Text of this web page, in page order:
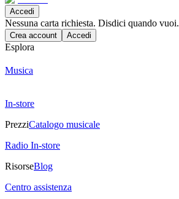
Accedi
Nessuna carta richiesta. Disdici quando vuoi.
Crea account Accedi
Esplora
Musica
In-store
PrezziCatalogo musicale
Radio In-store
RisorseBlog
Centro assistenza